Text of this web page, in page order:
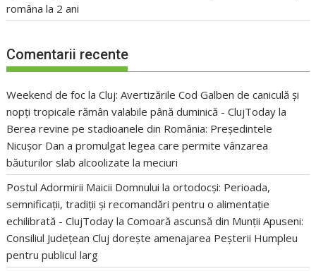
româna la 2 ani
Comentarii recente
Weekend de foc la Cluj: Avertizările Cod Galben de caniculă și
nopți tropicale rămân valabile până duminică - ClujToday la
Berea revine pe stadioanele din România: Președintele
Nicușor Dan a promulgat legea care permite vânzarea
băuturilor slab alcoolizate la meciuri
Postul Adormirii Maicii Domnului la ortodocși: Perioada,
semnificații, tradiții și recomandări pentru o alimentație
echilibrată - ClujToday laComoară ascunsă din Munții Apuseni:
Consiliul Județean Cluj dorește amenajarea Peșterii Humpleu
pentru publicul larg